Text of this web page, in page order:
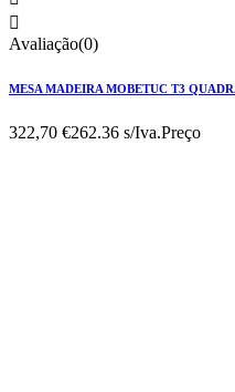

Avaliação(0)
MESA MADEIRA MOBETUC T3
322,70 €262.36 s/Iva.Preço